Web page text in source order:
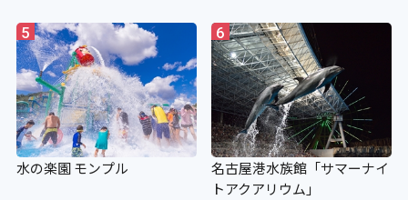
5
水の楽園 モンプル
6
名古屋港水族館「サマーナイ
トアクアリウム」